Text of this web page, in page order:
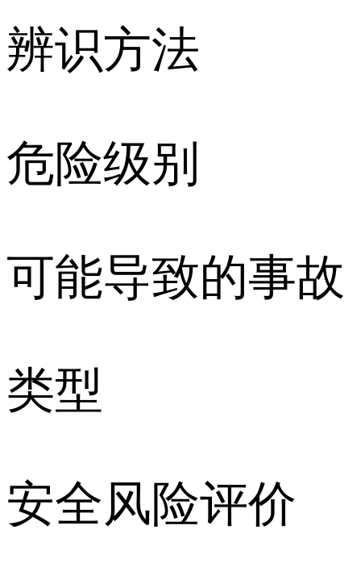
辨识方法
危险级别
可能导致的事故
类型
安全风险评价